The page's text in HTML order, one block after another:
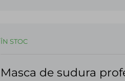
ÎN STOC
Masca de sudura